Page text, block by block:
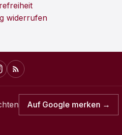
widerrufen
Auf Google merken →